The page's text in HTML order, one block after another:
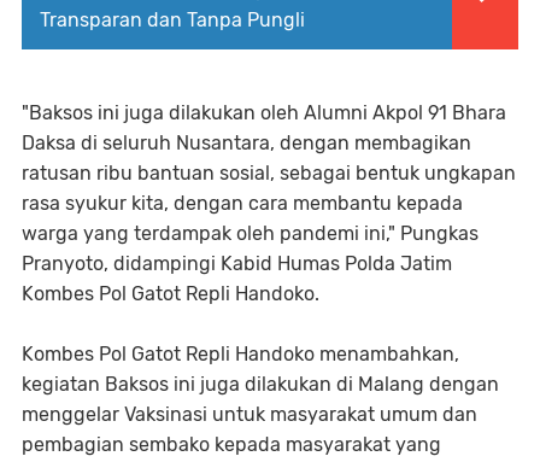
Transparan dan Tanpa Pungli
"Baksos ini juga dilakukan oleh Alumni Akpol 91 Bhara
Daksa di seluruh Nusantara, dengan membagikan
ratusan ribu bantuan sosial, sebagai bentuk ungkapan
rasa syukur kita, dengan cara membantu kepada
warga yang terdampak oleh pandemi ini," Pungkas
Pranyoto, didampingi Kabid Humas Polda Jatim
Kombes Pol Gatot Repli Handoko.
Kombes Pol Gatot Repli Handoko menambahkan,
kegiatan Baksos ini juga dilakukan di Malang dengan
menggelar Vaksinasi untuk masyarakat umum dan
pembagian sembako kepada masyarakat yang